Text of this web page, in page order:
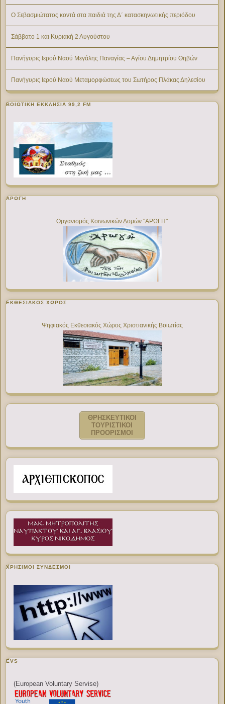
Ο Σεβασμιώτατος κοντά στα παιδιά της Δ΄ κατασκηνωτικής περιόδου
Σάββατο 1 και Κυριακή 2 Αυγούστου
Πανήγυρις Ιερού Ναού Μεγάλης Παναγίας – Αγίου Δημητρίου Θηβών
Πανήγυρις Ιερού Ναού Μεταμορφώσεως του Σωτήρος Πλάκας Δηλεσίου
ΒΟΙΩΤΙΚΉ ΕΚΚΛΗΣΊΑ 99,2 FM
ΑΡΩΓΗ
Οργανισμός Κοινωνικών Δομών "ΑΡΩΓΗ"
ΕΚΘΕΣΙΑΚΌΣ ΧΏΡΟΣ
Ψηφιακός Εκθεσιακός Χώρος Χριστιανικής Βοιωτίας
ΘΡΗΣΚΕΥΤΙΚΟΙ
ΤΟΥΡΙΣΤΙΚΟΙ
ΠΡΟΟΡΙΣΜΟΙ
ΧΡΉΣΙΜΟΙ ΣΎΝΔΕΣΜΟΙ
EVS
(European Voluntary Servise)